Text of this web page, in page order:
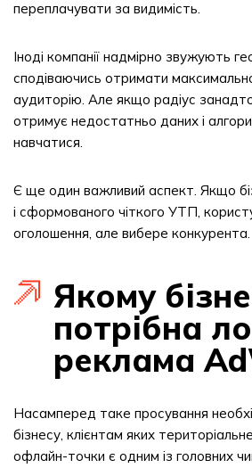
переплачувати за видимість.
Іноді компанії надмірно звужують
сподіваючись отримати
аудиторію. Але якщо радіус
отримує недостатньо даних і
навчатися.
Є ще один важливий аспект. Якщо
і сформованого чіткого УТП,
оголошення, але вибере конкурента.
Якому
потрібна
реклама
Насамперед таке просування
бізнесу, клієнтам яких
офлайн-точки є одним із головних